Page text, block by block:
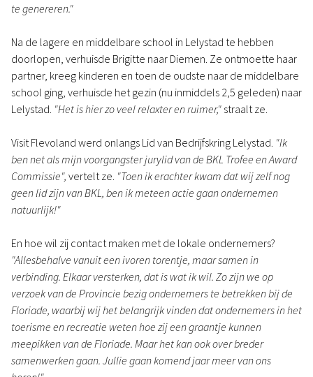
te genereren."
Na de lagere en middelbare school in Lelystad te hebben
doorlopen, verhuisde Brigitte naar Diemen. Ze ontmoette haar
partner, kreeg kinderen en toen de oudste naar de middelbare
school ging, verhuisde het gezin (nu inmiddels 2,5 geleden) naar
Lelystad. "Het is hier zo veel relaxter en ruimer," straalt ze.
Visit Flevoland werd onlangs Lid van Bedrijfskring Lelystad. "Ik
ben net als mijn voorgangster jurylid van de BKL Trofee en Award
Commissie", vertelt ze. "Toen ik erachter kwam dat wij zelf nog
geen lid zijn van BKL, ben ik meteen actie gaan ondernemen
natuurlijk!"
En hoe wil zij contact maken met de lokale ondernemers?
"Allesbehalve vanuit een ivoren torentje, maar samen in
verbinding. Elkaar versterken, dat is wat ik wil. Zo zijn we op
verzoek van de Provincie bezig ondernemers te betrekken bij de
Floriade, waarbij wij het belangrijk vinden dat ondernemers in het
toerisme en recreatie weten hoe zij een graantje kunnen
meepikken van de Floriade. Maar het kan ook over breder
samenwerken gaan. Jullie gaan komend jaar meer van ons